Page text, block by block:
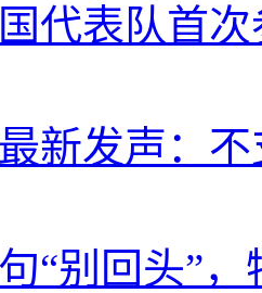
代表队首
新发声：
“别回头”